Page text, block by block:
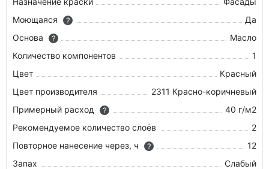
Моющаяся
?
Да
Основа
?
Масло
Количество компонентов
1
Цвет
Красный
Цвет производителя
2311 Красно-коричневый
Примерный расход
?
40 г/м2
Рекомендуемое количество слоёв
2
Повторное нанесение через, ч
?
12
Запах
Слабый